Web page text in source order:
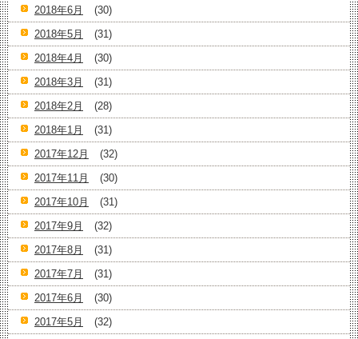
2018年6月
(30)
2018年5月
(31)
2018年4月
(30)
2018年3月
(31)
2018年2月
(28)
2018年1月
(31)
2017年12月
(32)
2017年11月
(30)
2017年10月
(31)
2017年9月
(32)
2017年8月
(31)
2017年7月
(31)
2017年6月
(30)
2017年5月
(32)